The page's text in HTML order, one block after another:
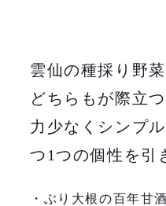
雲仙の種採り野
どちらもが際立
力少なくシンプ
つ1つの個性を引
・ぶり大根の百年甘